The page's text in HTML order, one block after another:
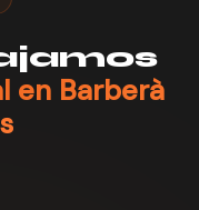
en Barberà